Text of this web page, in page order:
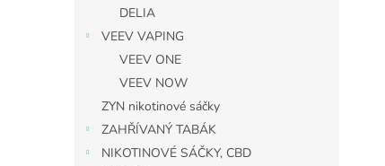
DELIA
VEEV VAPING
VEEV ONE
VEEV NOW
ZYN nikotinové sáčky
ZAHŘÍVANÝ TABÁK
NIKOTINOVÉ SÁČKY, CBD